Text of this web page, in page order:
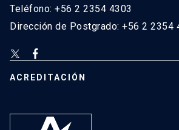
Teléfono: +56 2 2354 4303
Dirección de Postgrado: +56 2 2354
ACREDITACIÓN